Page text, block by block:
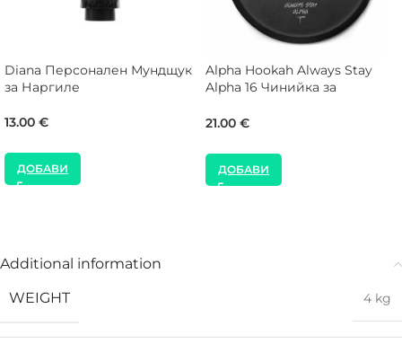
Diana Персонален Мундщук
за Наргиле
13.00 €
ДОБАВИ
Alpha Hookah Always Stay
Alpha 16 Чинийка за
21.00 €
ДОБАВИ
Additional information
WEIGHT
4 kg